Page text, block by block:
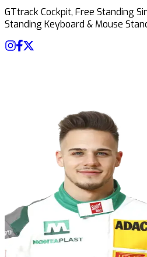
GTtrack Cockpit, Free Standing
Standing Keyboard & Mouse